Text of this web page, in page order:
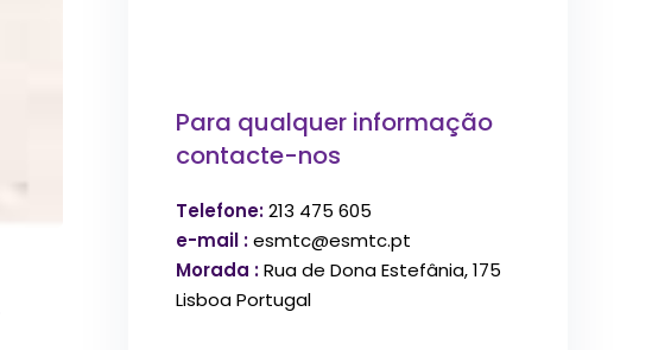
Para qualquer informação
contacte-nos
Telefone:213 475 605
e-mail :esmtc@esmtc.pt
Morada :Rua de Dona Estefânia, 175
Lisboa Portugal